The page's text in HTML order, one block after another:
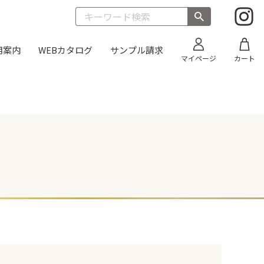
案内 WEBカタログ サンプル請求
マイページ カート